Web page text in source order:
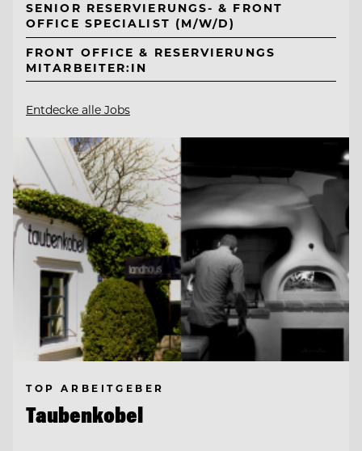
SENIOR RESERVIERUNGS- & FRONT
OFFICE SPECIALIST (M/W/D)
FRONT OFFICE & RESERVIERUNGS
MITARBEITER:IN
Entdecke alle Jobs
TOP ARBEITGEBER
Taubenkobel